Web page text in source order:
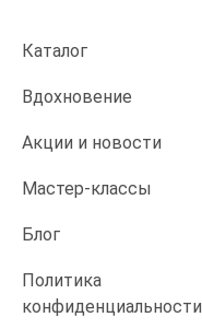
Каталог
Вдохновение
Акции и новости
Мастер-классы
Блог
Политика
конфиденциальности